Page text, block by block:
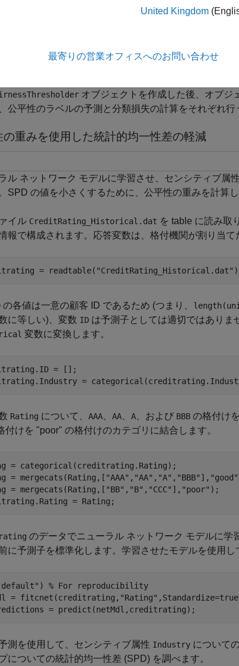
などの適切な学習関
— 関数 fairnessThresholder は、
なスコアのしきい値を探します。最適なしきい値を下
オブジェクトを作成した後、オブジ
公平性のラベルの予測と分類損失の計算をそれぞれ行
の重みを使用した統計的均一性差の軽減
ル ネットワーク モデルに学習させ、センシティブ属
SPD の値を小さくするために、公平性の重みを計算
イル CreditRating_Historical.dat を table に読み取
報で構成されます。応答変数は、格付機関が割り当て
= readtable( "CreditRating_Historical.dat"
の各値は一意の顧客 ID であるため (つまり、
に等しい)、変数 ID は予測子としては適切ではありま
変数に変換します。
= [];
=
Rating について、 AAA AA A 、および BBB の格付け
付けを "poor" の格付けのカテゴリに結合します。
= categorical(creditrating.Rating);
= mergecats(Rating,[ "AAA" , "AA" , "A" , "BBB" ], "good"
= mergecats(Rating,[ "BB" , "B" , "CCC" ], "poor" );
= Rating;
のデータでニューラル ネットワーク モデルに
に予測子を標準化します。学習させたモデルを使用
) % For reproducibility
= fitcnet(creditrating, "Rating"
= predict(netMdl,creditrating);
測を使用して、センシティブ属性 Industry について
についての統計的均一性差 (SPD) を調べます。
United Kingdom
最寄りの営業オフィスへのお問い合わせ